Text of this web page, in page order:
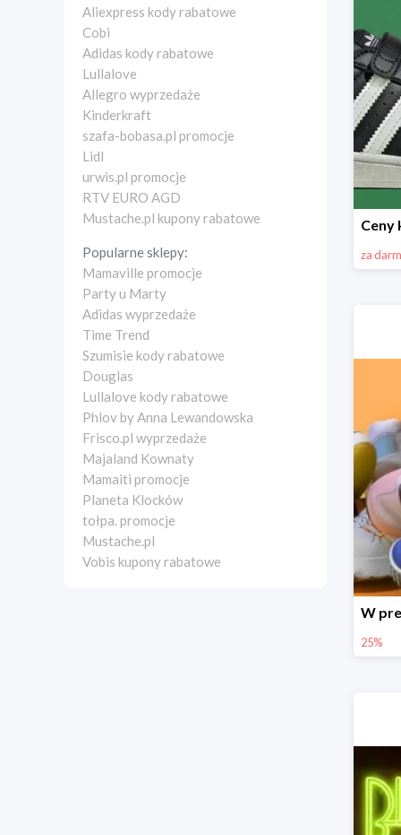
Aliexpress kody rabatowe
Cobi
Adidas kody rabatowe
Lullalove
Allegro wyprzedaże
Kinderkraft
szafa-bobasa.pl promocje
Lidl
urwis.pl promocje
RTV EURO AGD
Mustache.pl kupony rabatowe
Popularne sklepy:
Mamaville promocje
Party u Marty
Adidas wyprzedaże
Time Trend
Szumisie kody rabatowe
Douglas
Lullalove kody rabatowe
Phlov by Anna Lewandowska
Frisco.pl wyprzedaże
Majaland Kownaty
Mamaiti promocje
Planeta Klocków
tołpa. promocje
Mustache.pl
Vobis kupony rabatowe
za
25%